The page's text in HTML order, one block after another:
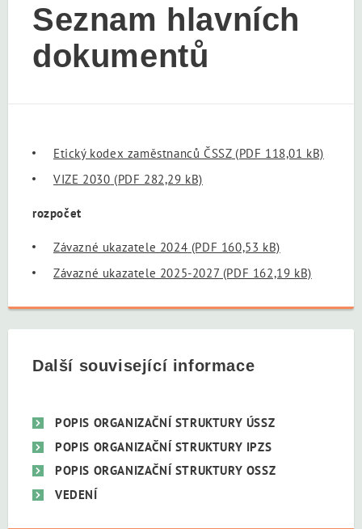
Seznam hlavních
dokumentů
Etický kodex zaměstnanců ČSSZ(PDF 118,01 kB)
VIZE 2030 (PDF 282,29 kB)
rozpočet
Závazné ukazatele 2024 (PDF 160,53 kB)
Závazné ukazatele 2025-2027 (PDF 162,19 kB)
Další související informace
POPIS ORGANIZAČNÍ STRUKTURY ÚSSZ
POPIS ORGANIZAČNÍ STRUKTURY IPZS
POPIS ORGANIZAČNÍ STRUKTURY OSSZ
VEDENÍ